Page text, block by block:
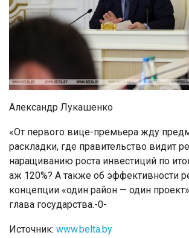
Александр Лукашенко
«От первого вице-премьера жду
раскладки, где правительство видит
наращиванию роста инвестиций по
аж 120%? А также об эффективности
концепции «один район — один
глава государства.-0-
Источник: www.belta.by